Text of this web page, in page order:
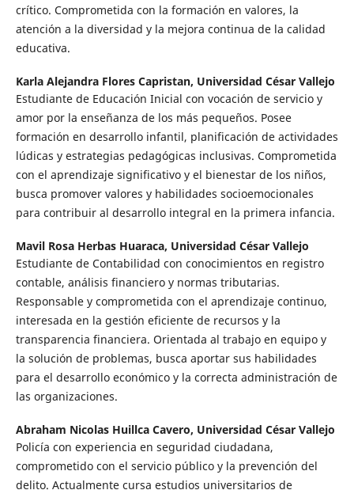
crítico. Comprometida con la formación en valores, la
atención a la diversidad y la mejora continua de la calidad
educativa.
Karla Alejandra Flores Capristan, Universidad César Vallejo
Estudiante de Educación Inicial con vocación de servicio y
amor por la enseñanza de los más pequeños. Posee
formación en desarrollo infantil, planificación de actividades
lúdicas y estrategias pedagógicas inclusivas. Comprometida
con el aprendizaje significativo y el bienestar de los niños,
busca promover valores y habilidades socioemocionales
para contribuir al desarrollo integral en la primera infancia.
Mavil Rosa Herbas Huaraca, Universidad César Vallejo
Estudiante de Contabilidad con conocimientos en registro
contable, análisis financiero y normas tributarias.
Responsable y comprometida con el aprendizaje continuo,
interesada en la gestión eficiente de recursos y la
transparencia financiera. Orientada al trabajo en equipo y
la solución de problemas, busca aportar sus habilidades
para el desarrollo económico y la correcta administración de
las organizaciones.
Abraham Nicolas Huillca Cavero, Universidad César Vallejo
Policía con experiencia en seguridad ciudadana,
comprometido con el servicio público y la prevención del
delito. Actualmente cursa estudios universitarios de